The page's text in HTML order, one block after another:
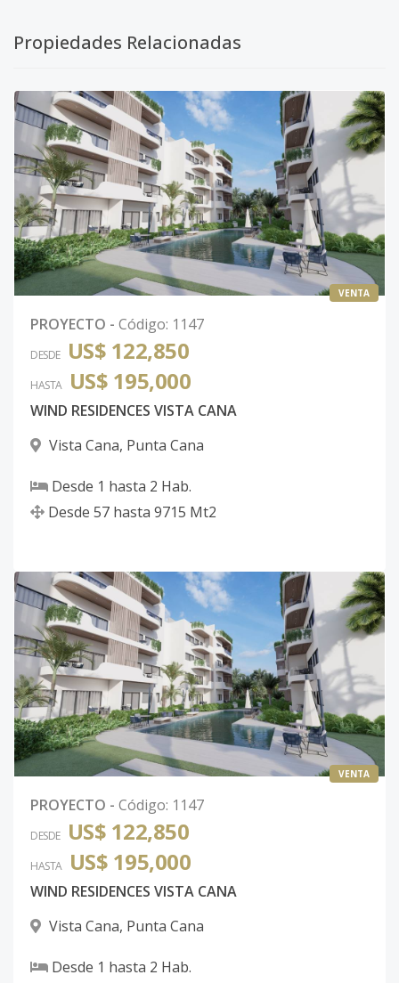
Propiedades Relacionadas
VENTA
PROYECTO - Código: 1147
DESDE US$ 122,850
HASTA US$ 195,000
WIND RESIDENCES VISTA CANA
Vista Cana, Punta Cana
Desde 1 hasta 2 Hab.
Desde 57 hasta 9715 Mt2
VENTA
PROYECTO - Código: 1147
DESDE US$ 122,850
HASTA US$ 195,000
WIND RESIDENCES VISTA CANA
Vista Cana, Punta Cana
Desde 1 hasta 2 Hab.